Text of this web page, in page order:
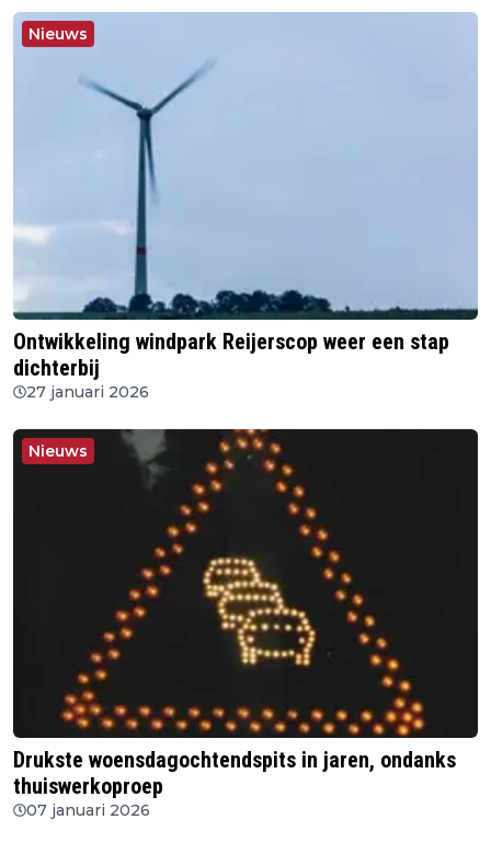
Nieuws
Ontwikkeling windpark Reijerscop weer een stap
dichterbij
27 januari 2026
Nieuws
Drukste woensdagochtendspits in jaren, ondanks
thuiswerkoproep
07 januari 2026